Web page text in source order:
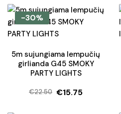
-30%
5m sujungiama lempučių
girlianda G45 SMOKY
PARTY LIGHTS
€22.50
Original
€15.75
Current